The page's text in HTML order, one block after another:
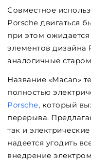
Совместное
Porsche двигаться
при этом
элементов дизайна
аналогичные
Название «Macan»
полностью
Porsche, который
перерыва.
так и
надеется угодить
внедрение